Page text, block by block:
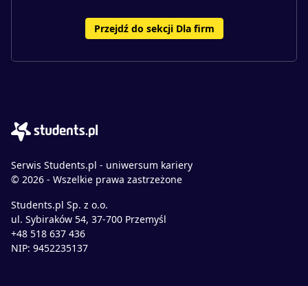
Przejdź do sekcji Dla firm
Serwis Students.pl - uniwersum kariery
© 2026 - Wszelkie prawa zastrzeżone
Students.pl Sp. z o.o.
ul. Sybiraków 54, 37-700 Przemyśl
+48 518 637 436
NIP: 9452235137